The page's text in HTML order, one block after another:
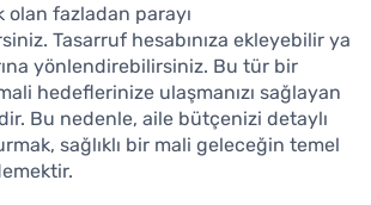
olan fazladan parayı
Tasarruf hesabınıza ekleyebilir ya
yönlendirebilirsiniz. Bu tür bir
hedeflerinize ulaşmanızı sağlayan
Bu nedenle, aile bütçenizi detaylı
sağlıklı bir mali geleceğin temel